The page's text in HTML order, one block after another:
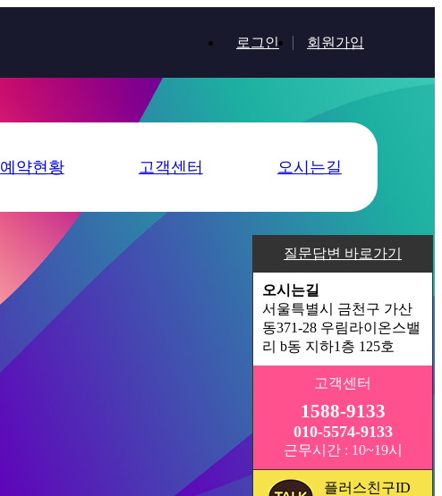
회원가입
로그인
예약현황 고객센터 오시는길
질문답변 바로가기
오시는길
서울특별시 금천구 가산
동371-28 우림라이온스밸
리 b동 지하1층 125호
고객센터
1588-9133
010-5574-9133
근무시간 : 10~19시
플러스친구ID